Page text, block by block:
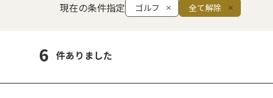
現在の条件指定 ゴルフ 全て解除
6 件ありました